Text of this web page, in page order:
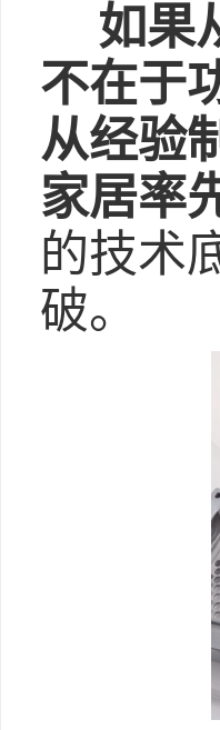
如果
不在于
从经验
家居率
的技术
破。